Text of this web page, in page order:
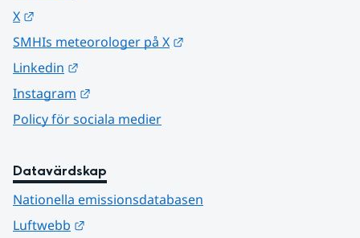
X
SMHIs meteorologer på X
Linkedin
Instagram
Policy för sociala medier
Datavärdskap
Nationella emissionsdatabasen
Luftwebb